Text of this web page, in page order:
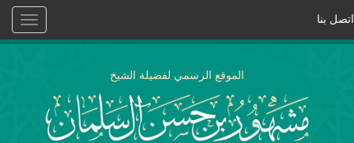
Toggle
اتصل بنا
الموقع الرسمي لفضيلة الشيخ